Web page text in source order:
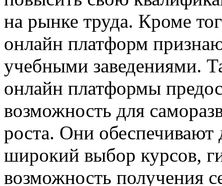
на рынке труда. Кроме
онлайн платформ
учебными заведениями.
онлайн платформы
возможность для
роста. Они обеспечивают
широкий выбор курсов,
возможность получения